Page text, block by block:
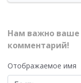
Нам важно ваше
комментарий!
Отображаемое имя